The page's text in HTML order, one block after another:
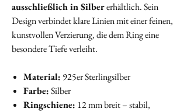
ausschließlich in Silbererhältlich. Sein
Design verbindet klare Linien mit einer feinen,
kunstvollen Verzierung, die dem Ring eine
besondere Tiefe verleiht.
Material: 925er Sterlingsilber
Farbe:Silber
Ringschiene: 12 mm breit – stabil,